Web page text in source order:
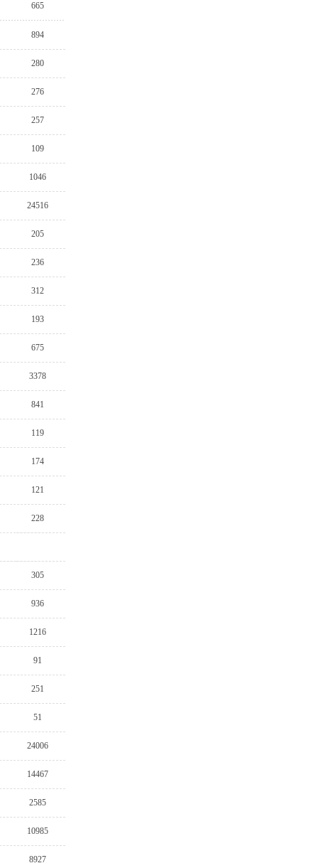
665
894
280
276
257
109
1046
24516
205
236
312
193
675
3378
841
119
174
121
228
305
936
1216
91
251
51
24006
14467
2585
10985
8927